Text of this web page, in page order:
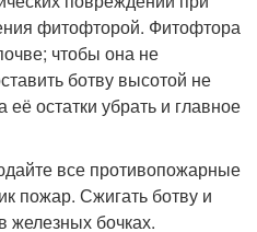
фитофторой. Фитофтора
чтобы она не
ботву высотой не
остатки убрать и главное
все противопожарные
пожар. Сжигать ботву и
железных бочках.